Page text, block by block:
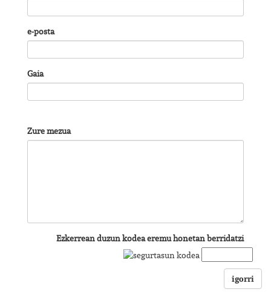
e-posta
Gaia
Zure mezua
Ezkerrean duzun kodea eremu honetan berridatzi
igorri